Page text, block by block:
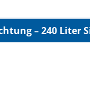
– 240 Liter